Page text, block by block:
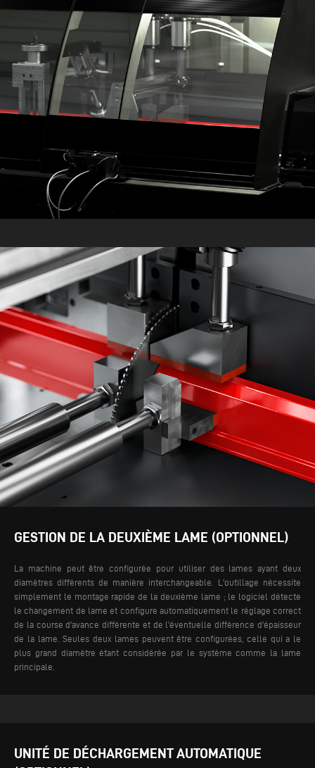
GESTION DE LA DEUXIÈME LAME (OPTIONNEL)
La machine peut être configurée pour utiliser des lames ayant deux
diamètres différents de manière interchangeable. L'outillage nécessite
simplement le montage rapide de la deuxième lame ; le logiciel détecte
le changement de lame et configure automatiquement le réglage correct
de la course d'avance différente et de l'éventuelle différence d'épaisseur
de la lame. Seules deux lames peuvent être configurées, celle qui a le
plus grand diamètre étant considérée par le système comme la lame
principale.
UNITÉ DE DÉCHARGEMENT AUTOMATIQUE